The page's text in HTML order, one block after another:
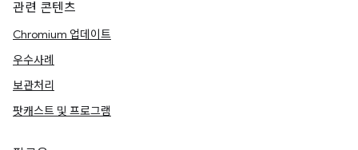
관련 콘텐츠
Chromium 업데이트
우수사례
보관처리
팟캐스트 및 프로그램